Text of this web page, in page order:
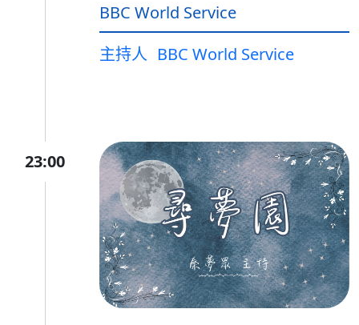
BBC World Service
主持人 BBC World Service
23:00